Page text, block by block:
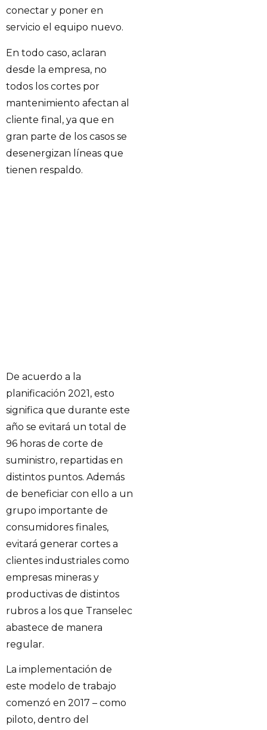
conectar y poner en
servicio el equipo nuevo.
En todo caso, aclaran
desde la empresa, no
todos los cortes por
mantenimiento afectan al
cliente final, ya que en
gran parte de los casos se
desenergizan líneas que
tienen respaldo.
De acuerdo a la
planificación 2021, esto
significa que durante este
año se evitará un total de
96 horas de corte de
suministro, repartidas en
distintos puntos. Además
de beneficiar con ello a un
grupo importante de
consumidores finales,
evitará generar cortes a
clientes industriales como
empresas mineras y
productivas de distintos
rubros a los que Transelec
abastece de manera
regular.
La implementación de
este modelo de trabajo
comenzó en 2017 – como
piloto, dentro del